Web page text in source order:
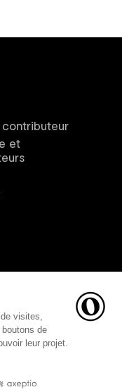
et
Les Others Studio. ©
Direction
graphique par
Modifier vos
visites,
de
leur projet.